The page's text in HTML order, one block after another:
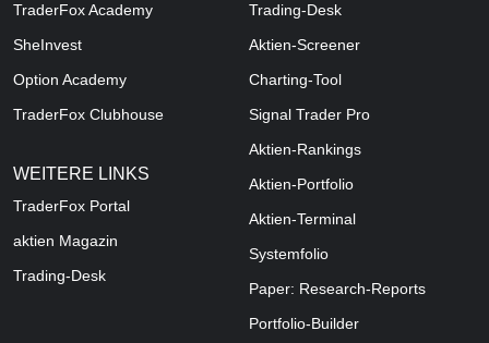
TraderFox Academy
SheInvest
Option Academy
TraderFox Clubhouse
WEITERE LINKS
TraderFox Portal
aktien Magazin
Trading-Desk
Trading-Desk
Aktien-Screener
Charting-Tool
Signal Trader Pro
Aktien-Rankings
Aktien-Portfolio
Aktien-Terminal
Systemfolio
Paper: Research-Reports
Portfolio-Builder